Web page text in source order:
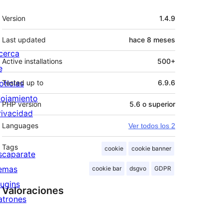
Meta
Version 1.4.9
Last updated hace 8 meses
Active installations 500+
Tested up to 6.9.6
PHP version 5.6 o superior
Languages Ver todos los 2
Tags cookie cookie banner
cookie bar dsgvo GDPR
Valoraciones